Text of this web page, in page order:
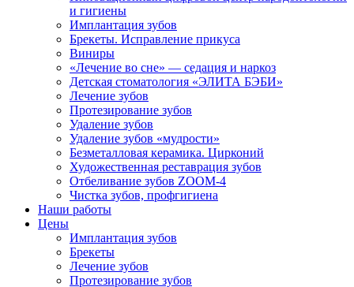
и гигиены
Имплантация зубов
Брекеты. Исправление прикуса
Виниры
«Лечение во сне» — седация и наркоз
Детская стоматология «ЭЛИТА БЭБИ»
Лечение зубов
Протезирование зубов
Удаление зубов
Удаление зубов «мудрости»
Безметалловая керамика. Цирконий
Художественная реставрация зубов
Отбеливание зубов ZOOM-4
Чистка зубов, профгигиена
Наши работы
Цены
Имплантация зубов
Брекеты
Лечение зубов
Протезирование зубов